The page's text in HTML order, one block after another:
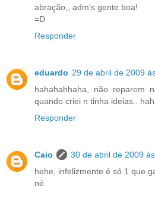
abração,, adm's gente boa!
=D
Responder
eduardo 29 de abril de 2009
hahahahhaha, não reparem
quando criei n tinha ideias..
Responder
Caio
30 de abril de 2009
hehe, infelizmente é só 1 que
né